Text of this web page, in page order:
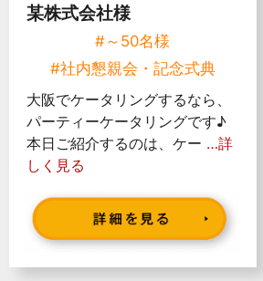
某株式会社様
#～50名様
#社内懇親会・記念式典
大阪でケータリングするなら、
パーティーケータリングです♪
本日ご紹介するのは、ケー …詳
しく見る